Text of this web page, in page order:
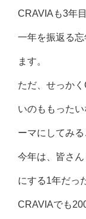
CRAVIAも3年
一年を振返る
ます。
ただ、せっか
いのももった
ーマにしてみる
今年は、皆さ
にする1年だっ
CRAVIAでも